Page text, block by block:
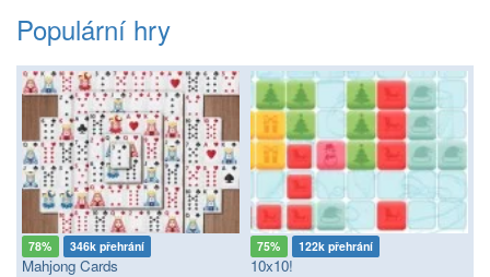
Populární hry
78% 346k přehrání
Mahjong Cards
75% 122k přehrání
10x10!